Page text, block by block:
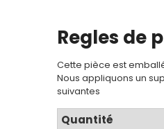
Regles de
Cette pièce est
Nous appliquons un
suivantes
Quantité